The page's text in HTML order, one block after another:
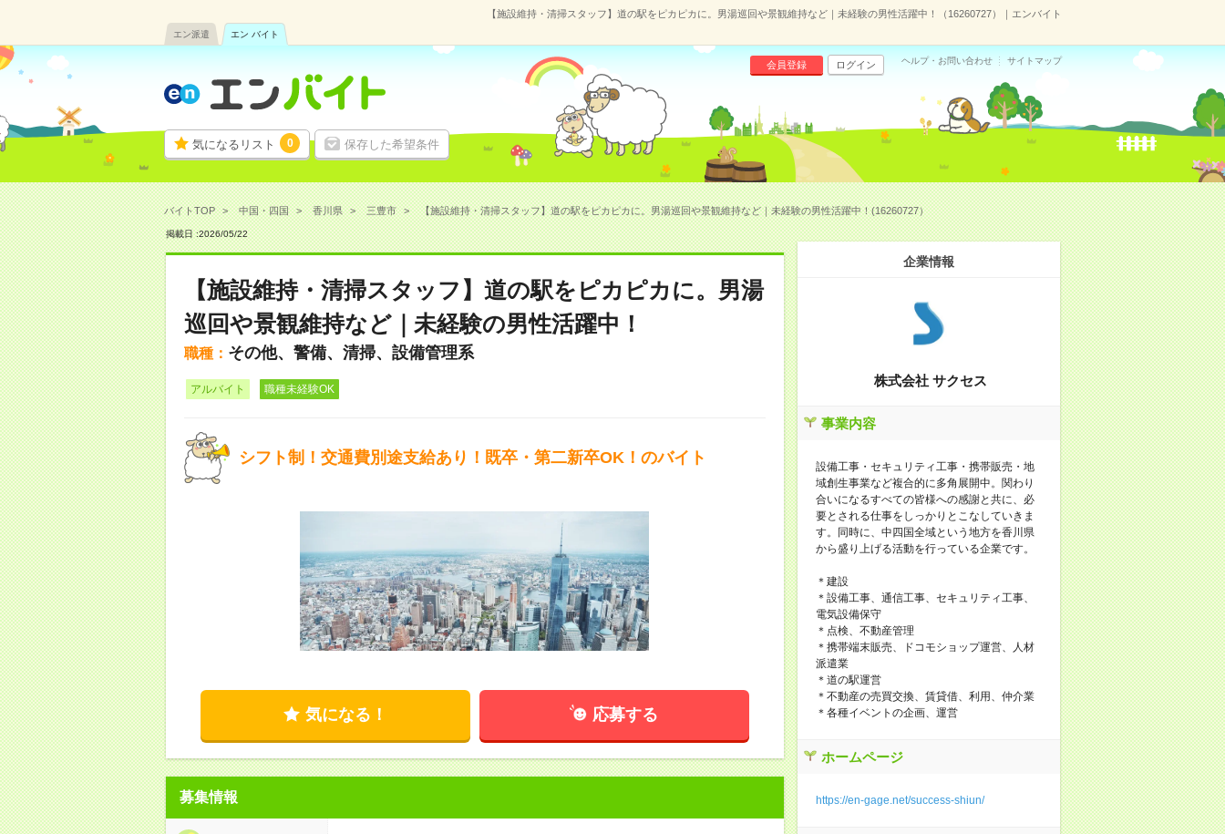
【施設維持・清掃スタッフ】道の駅をピカピカに。男湯巡回や景観維持など｜未経験の男性活躍中！（16260727）｜エンバイト
エン派遣 エン バイト
気になるリスト 0 保存した希望条件
会員登録 ログイン ヘルプ・お問い合わせ サイトマップ
バイトTOP 中国・四国 香川県 三豊市 【施設維持・清掃スタッフ】道の駅をピカピカに。男湯巡回や景観維持など｜未経験の男性活躍中！(16260727）
掲載日 :2026/05/22
【施設維持・清掃スタッフ】道の駅をピカピカに。男湯
巡回や景観維持など｜未経験の男性活躍中！
職種： その他、警備、清掃、設備管理系
アルバイト 職種未経験OK
シフト制！交通費別途支給あり！既卒・第二新卒OK！のバイト
気になる！ 応募する
募集情報
企業情報
株式会社 サクセス
事業内容
設備工事・セキュリティ工事・携帯販売・地
域創生事業など複合的に多角展開中。関わり
合いになるすべての皆様への感謝と共に、必
要とされる仕事をしっかりとこなしていきま
す。同時に、中四国全域という地方を香川県
から盛り上げる活動を行っている企業です。
＊建設
＊設備工事、通信工事、セキュリティ工事、
電気設備保守
＊点検、不動産管理
＊携帯端末販売、ドコモショップ運営、人材
派遣業
＊道の駅運営
＊不動産の売買交換、賃貸借、利用、仲介業
＊各種イベントの企画、運営
ホームページ
https://en-gage.net/success-shiun/